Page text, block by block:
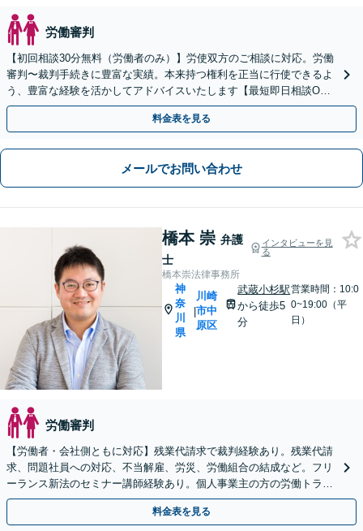
労働審判
【初回相談30分無料（労働者のみ）】労使双方のご相談に対応。労働
審判〜裁判手続きに豊富な実績。本来持つ権利を正当に行使できるよ
う、豊富な経験を活かしてアドバイスいたします【最短即日相談O
K】【武蔵中原5分駅】【土曜夜間相談OK】
料金表を見る
メールでお問い合わせ
橋本 崇 弁護
士
インタビューを見
る
橋本崇法律事務所
神
奈
川
県
|
川崎
市中
原区
武蔵小杉駅
から徒歩5
分
営業時間：10:0
0~19:00（平
日）
労働審判
【労働者・会社側ともに対応】残業代請求で裁判経験あり。残業代請
求、問題社員への対応、不当解雇、労災、労働組合の結成など。フリ
ーランス新法のセミナー講師経験あり。個人事業主の方の労働トラブ
ルもお任せください【土日祝日面談可】
料金表を見る